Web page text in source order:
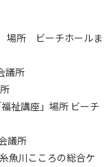
場所 ビーチホールま
議所
祉講座」場所 ビーチ
議所
川こころの総合ケ